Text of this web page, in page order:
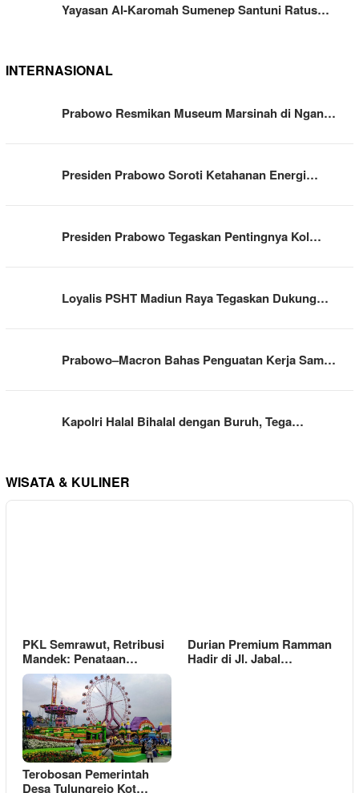
Yayasan Al-Karomah Sumenep Santuni Ratus…
INTERNASIONAL
Prabowo Resmikan Museum Marsinah di Ngan…
Presiden Prabowo Soroti Ketahanan Energi…
Presiden Prabowo Tegaskan Pentingnya Kol…
Loyalis PSHT Madiun Raya Tegaskan Dukung…
Prabowo–Macron Bahas Penguatan Kerja Sam…
Kapolri Halal Bihalal dengan Buruh, Tega…
WISATA & KULINER
PKL Semrawut, Retribusi
Mandek: Penataan…
Durian Premium Ramman
Hadir di Jl. Jabal…
Terobosan Pemerintah
Desa Tulungrejo Kot…